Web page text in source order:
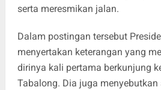
serta meresmikan jalan.
Dalam postingan tersebut
menyertakan keterangan yang
dirinya kali pertama berkunjung
Tabalong. Dia juga